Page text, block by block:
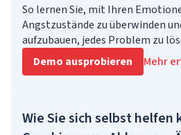
So lernen Sie, mit Ihren
Angstzustände zu überwinden
aufzubauen, jedes Problem zu
Demo ausprobieren
Mehr
Wie Sie sich selbst helfen